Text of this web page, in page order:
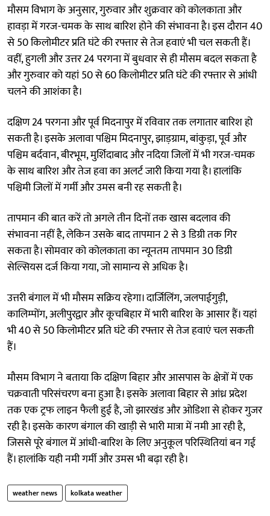
मौसम विभाग के अनुसार, गुरुवार और शुक्रवार को कोलकाता और
हावड़ा में गरज-चमक के साथ बारिश होने की संभावना है। इस दौरान 40
से 50 किलोमीटर प्रति घंटे की रफ्तार से तेज हवाएं भी चल सकती हैं।
वहीं, हुगली और उत्तर 24 परगना में बुधवार से ही मौसम बदल सकता है
और गुरुवार को यहां 50 से 60 किलोमीटर प्रति घंटे की रफ्तार से आंधी
चलने की आशंका है।
दक्षिण 24 परगना और पूर्व मिदनापुर में रविवार तक लगातार बारिश हो
सकती है। इसके अलावा पश्चिम मिदनापुर, झाड़ग्राम, बांकुड़ा, पूर्व और
पश्चिम बर्दवान, बीरभूम, मुर्शिदाबाद और नदिया जिलों में भी गरज-चमक
के साथ बारिश और तेज हवा का अलर्ट जारी किया गया है। हालांकि
पश्चिमी जिलों में गर्मी और उमस बनी रह सकती है।
तापमान की बात करें तो अगले तीन दिनों तक खास बदलाव की
संभावना नहीं है, लेकिन उसके बाद तापमान 2 से 3 डिग्री तक गिर
सकता है। सोमवार को कोलकाता का न्यूनतम तापमान 30 डिग्री
सेल्सियस दर्ज किया गया, जो सामान्य से अधिक है।
उत्तरी बंगाल में भी मौसम सक्रिय रहेगा। दार्जिलिंग, जलपाईगुड़ी,
कालिम्पोंग, अलीपुरद्वार और कूचबिहार में भारी बारिश के आसार हैं। यहां
भी 40 से 50 किलोमीटर प्रति घंटे की रफ्तार से तेज हवाएं चल सकती
हैं।
मौसम विभाग ने बताया कि दक्षिण बिहार और आसपास के क्षेत्रों में एक
चक्रवाती परिसंचरण बना हुआ है। इसके अलावा बिहार से आंध्र प्रदेश
तक एक ट्रफ लाइन फैली हुई है, जो झारखंड और ओडिशा से होकर गुजर
रही है। इसके कारण बंगाल की खाड़ी से भारी मात्रा में नमी आ रही है,
जिससे पूरे बंगाल में आंधी-बारिश के लिए अनुकूल परिस्थितियां बन गई
हैं। हालांकि यही नमी गर्मी और उमस भी बढ़ा रही है।
weather news kolkata weather